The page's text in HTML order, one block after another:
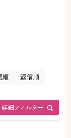
詳細フィルター
順
返信順